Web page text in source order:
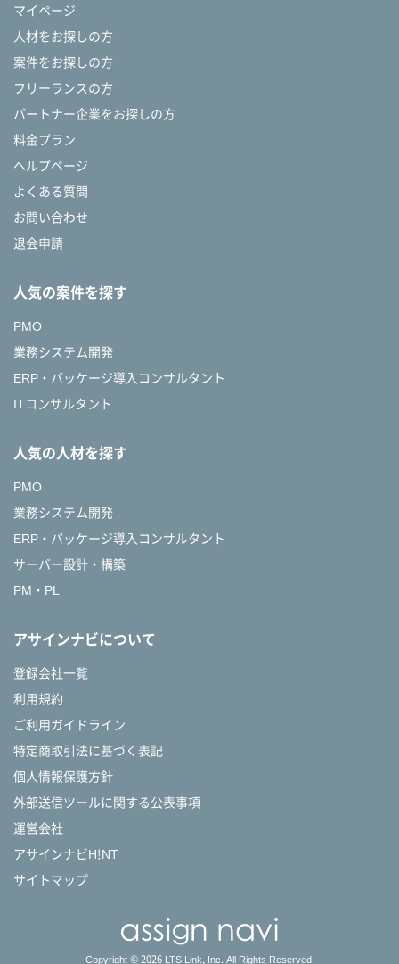
マイページ
人材をお探しの方
案件をお探しの方
フリーランスの方
パートナー企業をお探しの方
料金プラン
ヘルプページ
よくある質問
お問い合わせ
退会申請
人気の案件を探す
PMO
業務システム開発
ERP・パッケージ導入コンサルタント
ITコンサルタント
人気の人材を探す
PMO
業務システム開発
ERP・パッケージ導入コンサルタント
サーバー設計・構築
PM・PL
アサインナビについて
登録会社一覧
利用規約
ご利用ガイドライン
特定商取引法に基づく表記
個人情報保護方針
外部送信ツールに関する公表事項
運営会社
アサインナビH!NT
サイトマップ
Copyright © 2026 LTS Link, Inc. All Rights Reserved.